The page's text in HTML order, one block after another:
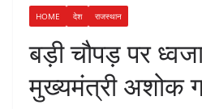
HOME देश राजस्थान
बड़ी चौपड़ पर
मुख्यमंत्री अशोक